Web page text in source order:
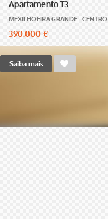
Apartamento T3
MEXILHOEIRA GRANDE - CENTRO
390.000 €
Saiba mais